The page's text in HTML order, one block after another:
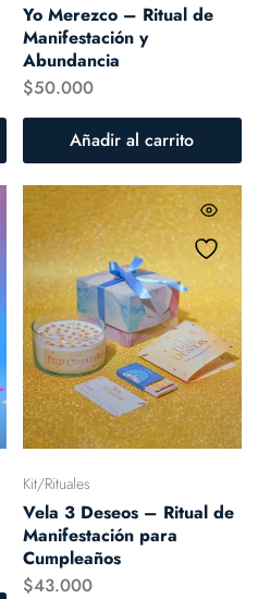
Yo Merezco – Ritual de
Manifestación y
Abundancia
$50.000
Añadir al carrito
Kit/Rituales
Vela 3 Deseos – Ritual de
Manifestación para
Cumpleaños
$43.000